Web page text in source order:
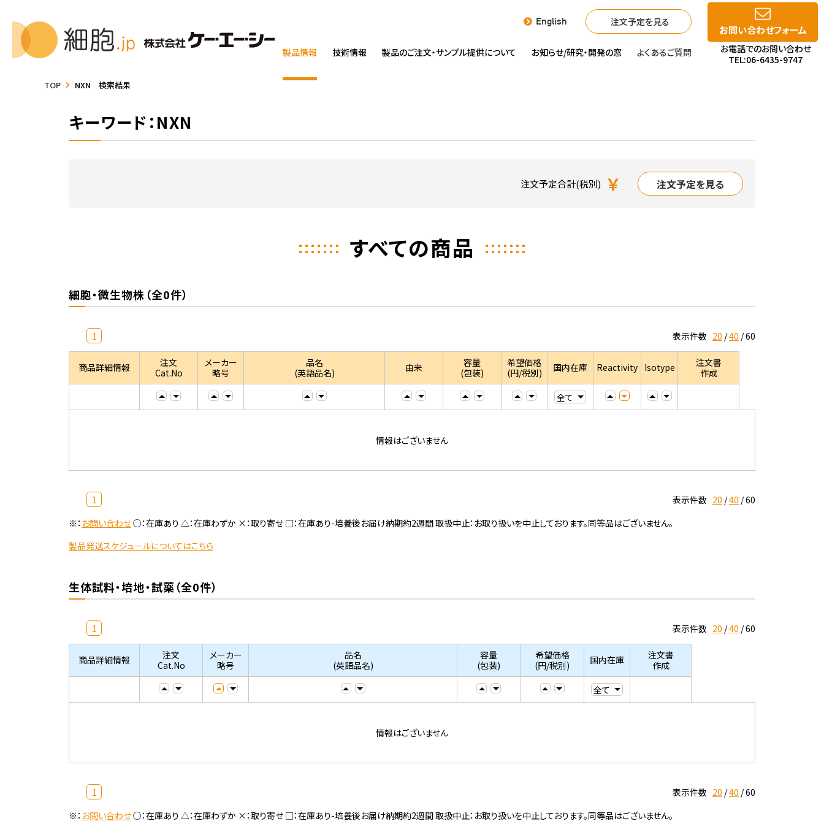
English 注文予定を見る
製品情報 技術情報 製品のご注文・サンプル提供について お知らせ/研究・開発の窓 よくあるご質問
お問い合わせフォーム
お電話でのお問い合わせ
TEL:06-6435-9747
TOP NXN 検索結果
キーワード：NXN
注文予定合計(税別) ￥ 注文予定を見る
すべての商品
細胞・微生物株（全0件）
1 表示件数 20 40 60
商品詳細情報
注文
Cat.No
メーカー
略号
品名
(英語品名)
由来
容量
(包装)
希望価格
(円/税別)
国内在庫 Reactivity Isotype
注文書
作成
情報はございません
1 表示件数 20 40 60
※： お問い合わせ○：在庫あり △：在庫わずか ×：取り寄せ □：在庫あり-培養後お届け納期約2週間 取扱中止：お取り扱いを中止しております。同等品はございません。
製品発送スケジュールについてはこちら
生体試料・培地・試薬（全0件）
1 表示件数 20 40 60
商品詳細情報
注文
Cat.No
メーカー
略号
品名
(英語品名)
容量
(包装)
希望価格
(円/税別)
国内在庫
注文書
作成
情報はございません
1 表示件数 20 40 60
※： お問い合わせ○：在庫あり △：在庫わずか ×：取り寄せ □：在庫あり-培養後お届け納期約2週間 取扱中止：お取り扱いを中止しております。同等品はございません。